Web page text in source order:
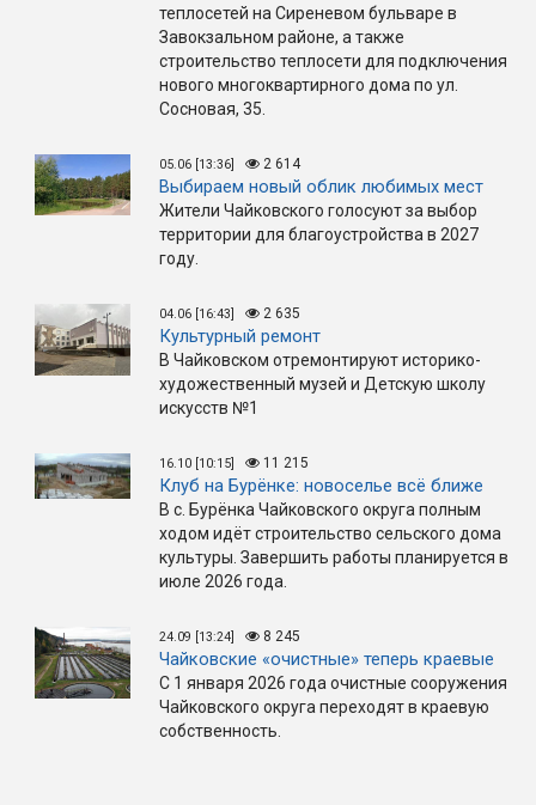
теплосетей на Сиреневом бульваре в
Завокзальном районе, а также
строительство теплосети для подключения
нового многоквартирного дома по ул.
Сосновая, 35.
05.06 [13:36] 2 614
Выбираем новый облик любимых мест
Жители Чайковского голосуют за выбор
территории для благоустройства в 2027
году.
04.06 [16:43] 2 635
Культурный ремонт
В Чайковском отремонтируют историко-
художественный музей и Детскую школу
искусств №1
16.10 [10:15] 11 215
Клуб на Бурёнке: новоселье всё ближе
В с. Бурёнка Чайковского округа полным
ходом идёт строительство сельского дома
культуры. Завершить работы планируется в
июле 2026 года.
24.09 [13:24] 8 245
Чайковские «очистные» теперь краевые
С 1 января 2026 года очистные сооружения
Чайковского округа переходят в краевую
собственность.